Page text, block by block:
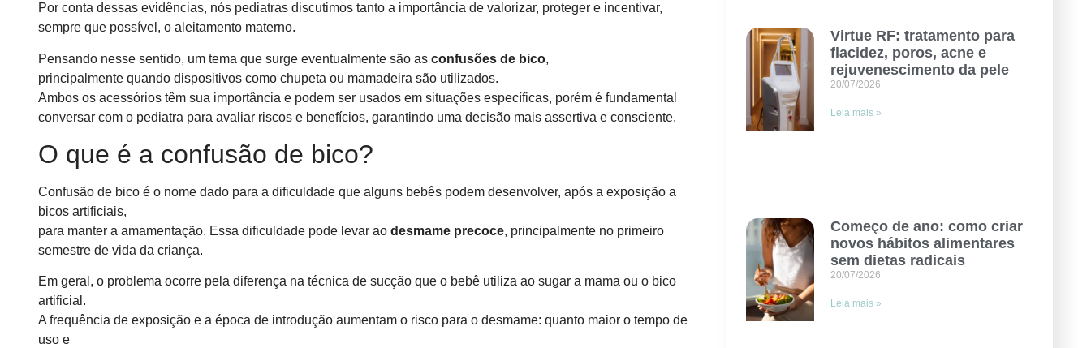
Por conta dessas evidências, nós pediatras discutimos tanto a importância de valorizar, proteger e incentivar,
sempre que possível, o aleitamento materno.
Pensando nesse sentido, um tema que surge eventualmente são as confusões de bico,
principalmente quando dispositivos como chupeta ou mamadeira são utilizados.
Ambos os acessórios têm sua importância e podem ser usados em situações específicas, porém é fundamental
conversar com o pediatra para avaliar riscos e benefícios, garantindo uma decisão mais assertiva e consciente.
O que é a confusão de bico?
Confusão de bico é o nome dado para a dificuldade que alguns bebês podem desenvolver, após a exposição a
bicos artificiais,
para manter a amamentação. Essa dificuldade pode levar ao desmame precoce, principalmente no primeiro
semestre de vida da criança.
Em geral, o problema ocorre pela diferença na técnica de sucção que o bebê utiliza ao sugar a mama ou o bico
artificial.
A frequência de exposição e a época de introdução aumentam o risco para o desmame: quanto maior o tempo de
uso e
Virtue RF: tratamento para
flacidez, poros, acne e
rejuvenescimento da pele
20/07/2026
Leia mais »
Começo de ano: como criar
novos hábitos alimentares
sem dietas radicais
20/07/2026
Leia mais »